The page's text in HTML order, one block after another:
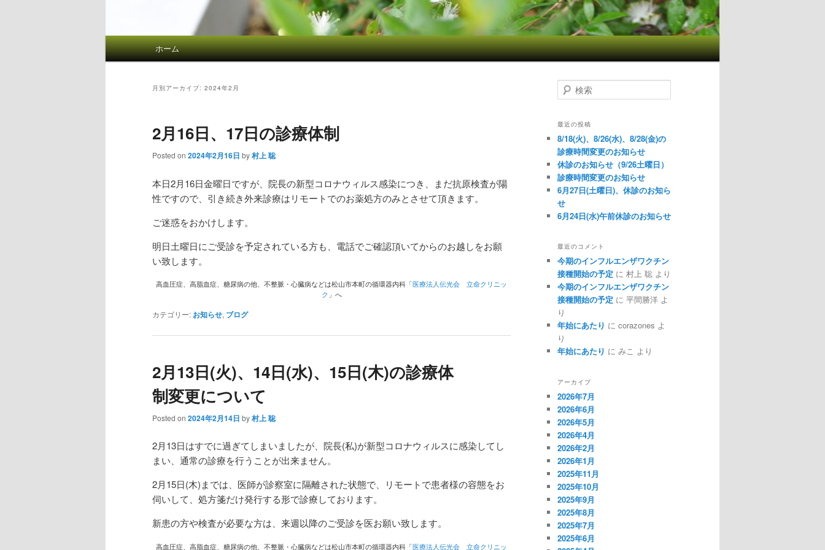
メインメニュー
メインコンテンツへ移動
サブコンテンツへ移動
ホーム
月別アーカイブ: 2024年2月
2月16日、17日の診療体制
Posted on 2024年2月16日 by村上 聡
本日2月16日金曜日ですが、院長の新型コロナウィルス感染につき、まだ抗原検査が陽
性ですので、引き続き外来診療はリモートでのお薬処方のみとさせて頂きます。
ご迷惑をおかけします。
明日土曜日にご受診を予定されている方も、電話でご確認頂いてからのお越しをお願
い致します。
高血圧症、高脂血症、糖尿病の他、不整脈・心臓病などは松山市本町の循環器内科「医療法人伝光会 立命クリニッ
ク 」へ
カテゴリー: お知らせ, ブログ
2月13日(火)、14日(水)、15日(木)の診療体
制変更について
Posted on 2024年2月14日 by村上 聡
2月13日はすでに過ぎてしまいましたが、院長(私)が新型コロナウィルスに感染してし
まい、通常の診療を行うことが出来ません。
2月15日(木)までは、医師が診察室に隔離された状態で、リモートで患者様の容態をお
伺いして、処方箋だけ発行する形で診療しております。
新患の方や検査が必要な方は、来週以降のご受診を医お願い致します。
高血圧症、高脂血症、糖尿病の他、不整脈・心臓病などは松山市本町の循環器内科「医療法人伝光会 立命クリニッ
検索
最近の投稿
8/18(火)、8/26(水)、8/28(金)の
診療時間変更のお知らせ
休診のお知らせ（9/26土曜日）
診療時間変更のお知らせ
6月27日(土曜日)、休診のお知ら
せ
6月24日(水)午前休診のお知らせ
最近のコメント
今期のインフルエンザワクチン
接種開始の予定 に 村上 聡 より
今期のインフルエンザワクチン
接種開始の予定 に 平間勝洋 よ
り
年始にあたり に corazones よ
り
年始にあたり に みこ より
アーカイブ
2026年7月
2026年6月
2026年5月
2026年4月
2026年2月
2026年1月
2025年11月
2025年10月
2025年9月
2025年8月
2025年7月
2025年6月